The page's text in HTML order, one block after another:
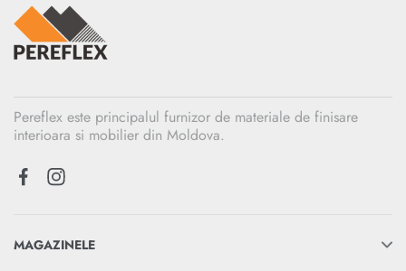
Pereflex este principalul furnizor de materiale de finisare
interioara si mobilier din Moldova.
MAGAZINELE